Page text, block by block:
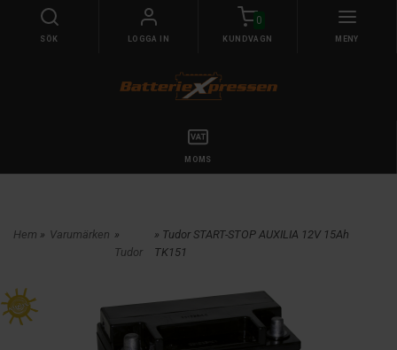
SÖK LOGGA IN
0
KUNDVAGN MENY
MOMS
Hem » Varumärken »
Tudor
» Tudor START-STOP AUXILIA 12V 15Ah
TK151